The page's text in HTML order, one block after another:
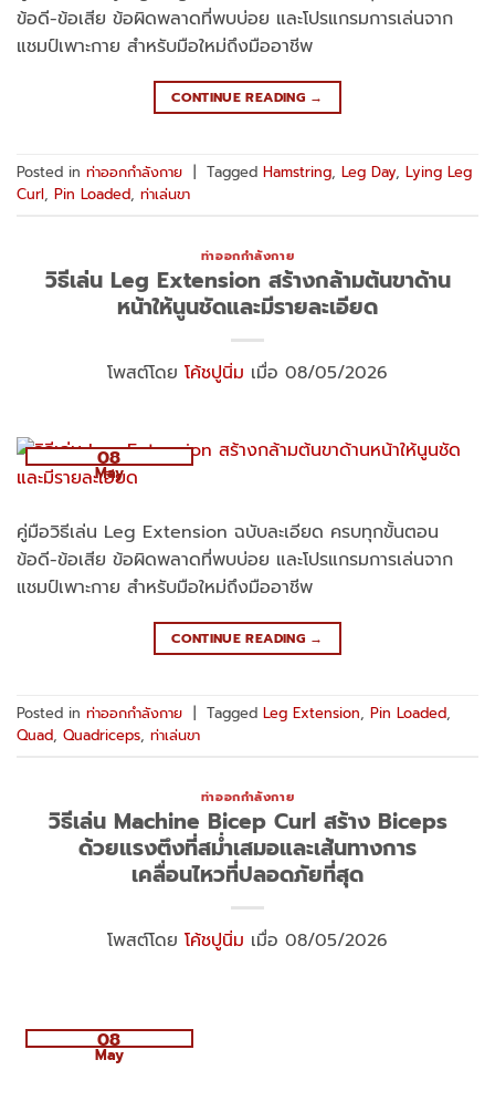
ข้อดี-ข้อเสีย ข้อผิดพลาดที่พบบ่อย และโปรแกรมการเล่นจาก
แชมป์เพาะกาย สำหรับมือใหม่ถึงมืออาชีพ
CONTINUE READING →
Posted in ท่าออกกำลังกาย | Tagged Hamstring, Leg Day, Lying Leg
Curl, Pin Loaded, ท่าเล่นขา
ท่าออกกำลังกาย
วิธีเล่น Leg Extension สร้างกล้ามต้นขาด้าน
หน้าให้นูนชัดและมีรายละเอียด
โพสต์โดย โค้ชปูนิ่ม เมื่อ 08/05/2026
08
May
คู่มือวิธีเล่น Leg Extension ฉบับละเอียด ครบทุกขั้นตอน
ข้อดี-ข้อเสีย ข้อผิดพลาดที่พบบ่อย และโปรแกรมการเล่นจาก
แชมป์เพาะกาย สำหรับมือใหม่ถึงมืออาชีพ
CONTINUE READING →
Posted in ท่าออกกำลังกาย | Tagged Leg Extension, Pin Loaded,
Quad, Quadriceps, ท่าเล่นขา
ท่าออกกำลังกาย
วิธีเล่น Machine Bicep Curl สร้าง Biceps
ด้วยแรงตึงที่สม่ำเสมอและเส้นทางการ
เคลื่อนไหวที่ปลอดภัยที่สุด
โพสต์โดย โค้ชปูนิ่ม เมื่อ 08/05/2026
08
May